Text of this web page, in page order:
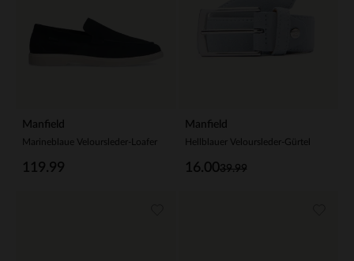
Manfield
Marineblaue Veloursleder-Loafer
119.99
Manfield
Hellblauer Veloursleder-Gürtel
39.99
16.00